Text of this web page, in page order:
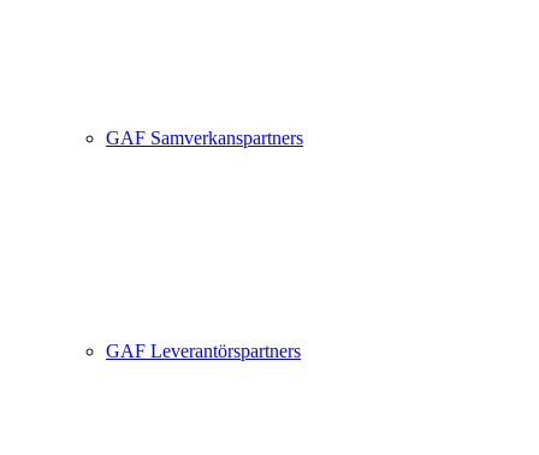
GAF Samverkanspartners
GAF Leverantörspartners